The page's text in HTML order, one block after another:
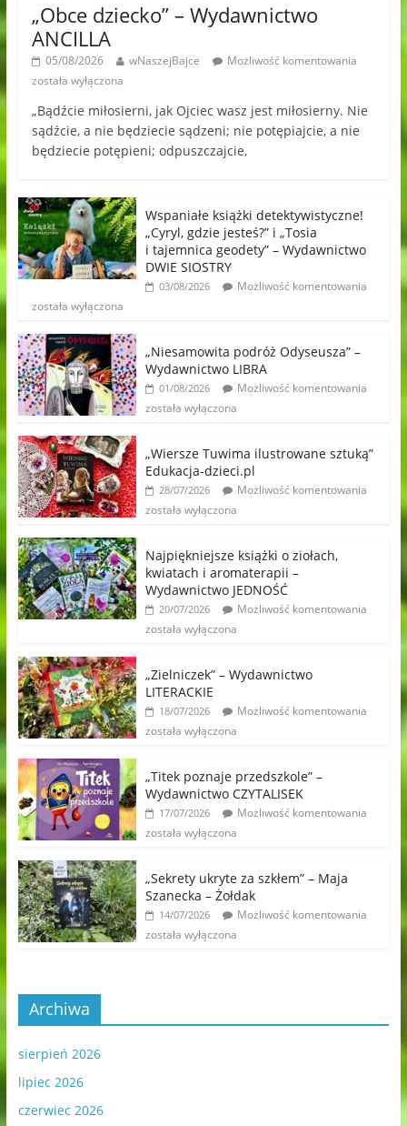
„Obce dziecko” – Wydawnictwo
ANCILLA
05/08/2026 wNaszejBajce
Możliwość komentowania
została wyłączona
„Bądźcie miłosierni, jak Ojciec wasz jest miłosierny. Nie
sądźcie, a nie będziecie sądzeni; nie potępiajcie, a nie
będziecie potępieni; odpuszczajcie,
Wspaniałe książki detektywistyczne!
„Cyryl, gdzie jesteś?” i „Tosia
i tajemnica geodety” – Wydawnictwo
DWIE SIOSTRY
03/08/2026
Możliwość komentowania
została wyłączona
„Niesamowita podróż Odyseusza” –
Wydawnictwo LIBRA
01/08/2026
Możliwość komentowania
została wyłączona
„Wiersze Tuwima ilustrowane sztuką”
Edukacja-dzieci.pl
28/07/2026
Możliwość komentowania
została wyłączona
Najpiękniejsze książki o ziołach,
kwiatach i aromaterapii –
Wydawnictwo JEDNOŚĆ
20/07/2026
Możliwość komentowania
została wyłączona
„Zielniczek” – Wydawnictwo
LITERACKIE
18/07/2026
Możliwość komentowania
została wyłączona
„Titek poznaje przedszkole” –
Wydawnictwo CZYTALISEK
17/07/2026
Możliwość komentowania
została wyłączona
„Sekrety ukryte za szkłem” – Maja
Szanecka – Żołdak
14/07/2026
Możliwość komentowania
została wyłączona
Archiwa
sierpień 2026
lipiec 2026
czerwiec 2026